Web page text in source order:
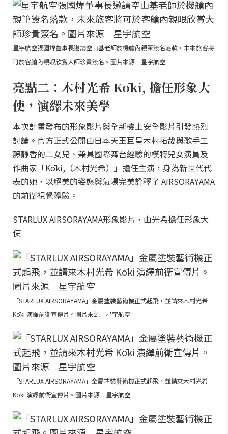
星宇航空張國煒董事長邀請空山基老師於機艙內親筆簽名落款，未來旅客將
可於客艙內親眼欣賞大師珍貴簽名。圖片來源｜星宇航空
亮點二：木村光希 Kōki, 擔任形象大
使，演繹未來美學
本次計畫發布的形象影片與全新機上安全影片引發熱烈
討論。官方正式公開由日本天王巨星木村拓哉與歌手工
藤靜香的二女兒、兼具國際舞台經驗的模特兒女演員及
作曲家「Kōki,（木村光希）」擔任主演，身為新世代代
表的她，以絕美的姿態與氣場完美詮釋了 AIRSORAYAMA
的前衛視覺體驗。
STARLUX AIRSORAYAMA形象影片，由光希擔任形象大
使
「STARLUX AIRSORAYAMA」金屬塗裝藝術機正式起飛，並請來木村光希
Kōki 演繹前衛宣傳片。圖片來源｜星宇航空
「STARLUX AIRSORAYAMA」金屬塗裝藝術機正式起飛，並請來木村光希
Kōki 演繹前衛宣傳片。圖片來源｜星宇航空